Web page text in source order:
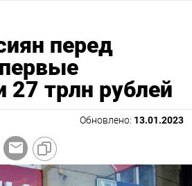
перед
27 трлн рублей
Обновлено: 13.01.2023